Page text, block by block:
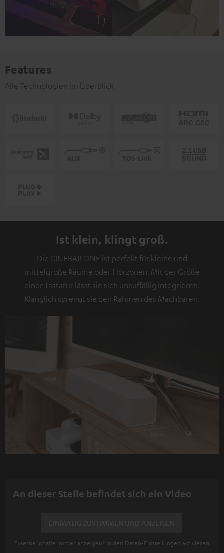
Features
Alle Technologien im Überblick
Ist klein, klingt groß.
Die CINEBAR ONE ist perfekt für kleine und
mittelgroße Räume oder Hörzonen. Mit der Größe
einer Tastatur lässt sie sich unauffällig integrieren.
Klanglich sprengt sie den Rahmen des Machbaren.
An dieser Stelle befindet sich ein Video
Externe Inhalte immer anzeigen? In den Daten‑Einstellungen aktivieren